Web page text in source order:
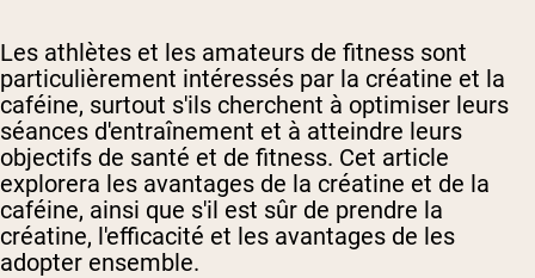
Les athlètes et les amateurs de fitness sont
particulièrement intéressés par la créatine et la
caféine, surtout s'ils cherchent à optimiser leurs
séances d'entraînement et à atteindre leurs
objectifs de santé et de fitness. Cet article
explorera les avantages de la créatine et de la
caféine, ainsi que s'il est sûr de prendre la
créatine, l'efficacité et les avantages de les
adopter ensemble.